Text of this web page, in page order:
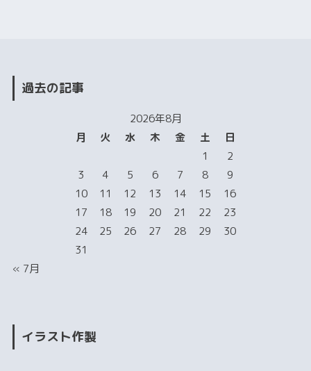
過去の記事
2026年8月
月
火 水 木 金 土
日
1
2
3
4 5 6 7 8
9
10
11 12 13 14 15
16
17
18 19 20 21 22
23
24
25 26 27 28 29
30
31
« 7月
イラスト作製